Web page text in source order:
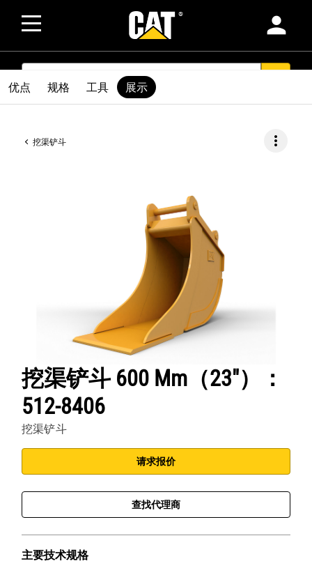
person
SEARCH
挖渠铲斗 more_vert
挖渠铲斗 600 Mm（23"）：
512-8406
挖渠铲斗
请求报价
查找代理商
主要技术规格
优点 规格 工具 展示